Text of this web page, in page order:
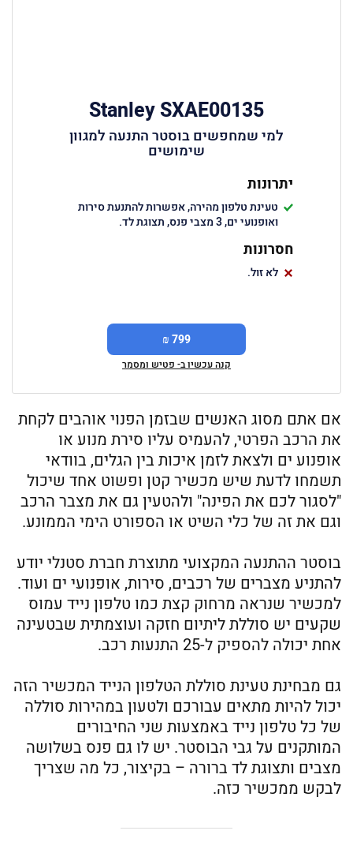
Stanley SXAE00135
למי שמחפשים בוסטר התנעה למגוון
שימושים
יתרונות
טעינת טלפון מהירה, אפשרות להתנעת סירות
ואופנועי ים, 3 מצבי פנס, תצוגת לד.
חסרונות
לא זול.
799 ₪
קנה עכשיו ב- פטיש ומסמר
אם אתם מסוג האנשים שבזמן הפנוי אוהבים לקחת
את הרכב הפרטי, להעמיס עליו סירת מנוע או
אופנוע ים ולצאת לזמן איכות בין הגלים, בוודאי
תשמחו לדעת שיש מכשיר קטן ופשוט אחד שיכול
"לסגור לכם את הפינה" ולהטעין גם את מצבר הרכב
וגם את זה של כלי השיט או הספורט הימי הממונע.
בוסטר ההתנעה המקצועי מתוצרת חברת סטנלי יודע
להתניע מצברים של רכבים, סירות, אופנועי ים ועוד.
למכשיר שנראה מרחוק קצת כמו טלפון נייד עמוס
שקעים יש סוללת ליתיום חזקה ועוצמתית שבטעינה
אחת יכולה להספיק ל-25 התנעות רכב.
גם מבחינת טעינת סוללת הטלפון הנייד המכשיר הזה
יכול להיות מתאים עבורכם ולטעון במהירות סוללה
של כל טלפון נייד באמצעות שני החיבורים
המותקנים על גבי הבוסטר. יש לו גם פנס בשלושה
מצבים ותצוגת לד ברורה – בקיצור, כל מה שצריך
לבקש ממכשיר כזה.